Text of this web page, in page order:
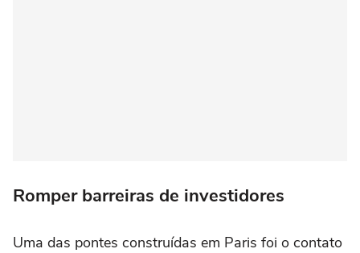
Romper barreiras de investidores
Uma das pontes construídas em Paris foi o contato